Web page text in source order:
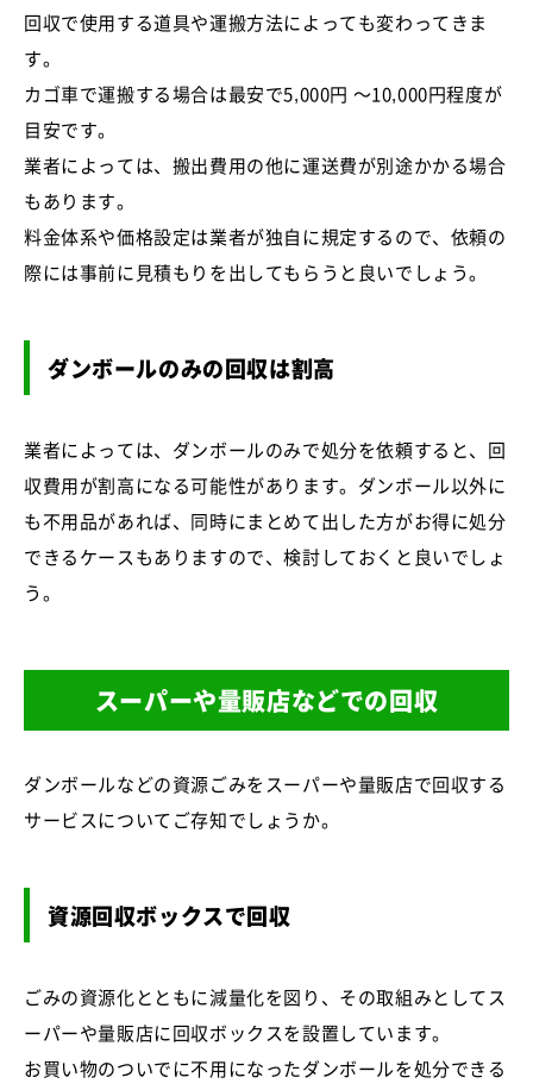
回収で使用する道具や運搬方法によっても変わってきま
す。
カゴ車で運搬する場合は最安で5,000円 ～10,000円程度が
目安です。
業者によっては、搬出費用の他に運送費が別途かかる場合
もあります。
料金体系や価格設定は業者が独自に規定するので、依頼の
際には事前に見積もりを出してもらうと良いでしょう。
ダンボールのみの回収は割高
業者によっては、ダンボールのみで処分を依頼すると、回
収費用が割高になる可能性があります。ダンボール以外に
も不用品があれば、同時にまとめて出した方がお得に処分
できるケースもありますので、検討しておくと良いでしょ
う。
スーパーや量販店などでの回収
ダンボールなどの資源ごみをスーパーや量販店で回収する
サービスについてご存知でしょうか。
資源回収ボックスで回収
ごみの資源化とともに減量化を図り、その取組みとしてス
ーパーや量販店に回収ボックスを設置しています。
お買い物のついでに不用になったダンボールを処分できる